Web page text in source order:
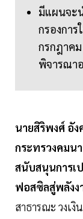
มีแผนจะ
กรองการ
กรกฎาค
พิจารณา
นายสิริพงศ์ อัง
กระทรวงคมน
สนับสนุนการเ
ฟอสซิลสู่พลัง
สาธารณะ วงเ